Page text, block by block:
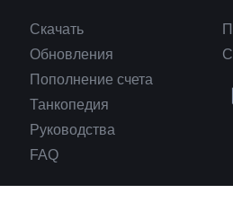
Скачать
Обновления
Пополнение счета
Танкопедия
Руководства
FAQ